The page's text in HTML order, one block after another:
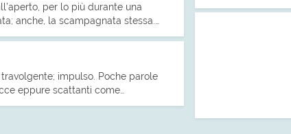
per lo più durante una
anche, la scampagnata stessa.…
impulso. Poche parole
eppure scattanti come…